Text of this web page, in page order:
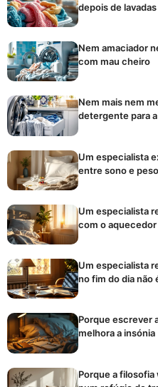
depois de lavadas
Nem amaciador
com mau cheiro
Nem mais nem
detergente para
Um especialista
entre sono e peso
Um especialista
com o aquecedor
Um especialista
no fim do dia não
Porque escrever
melhora a insónia
Porque a